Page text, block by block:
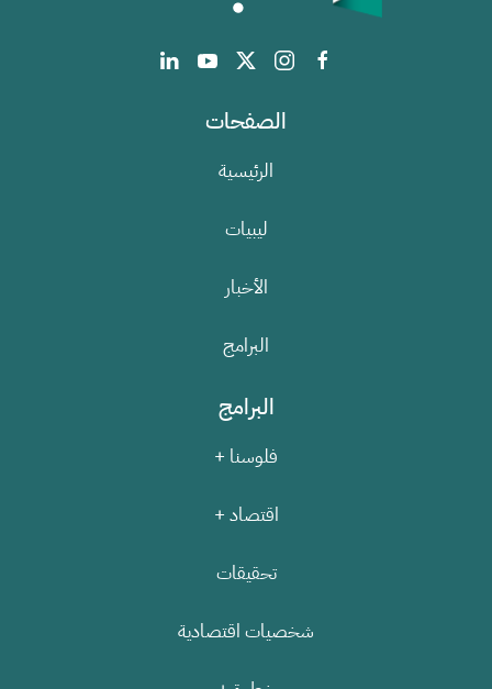
الصفحات
الرئيسية
ليبيات
الأخبار
البرامج
البرامج
فلوسنا +
اقتصاد +
تحقيقات
شخصيات اقتصادية